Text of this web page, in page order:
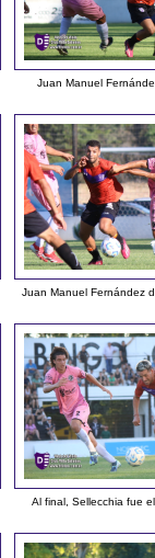
Juan Manuel
Juan Manuel Fernández
Al final, Sellecchia fue